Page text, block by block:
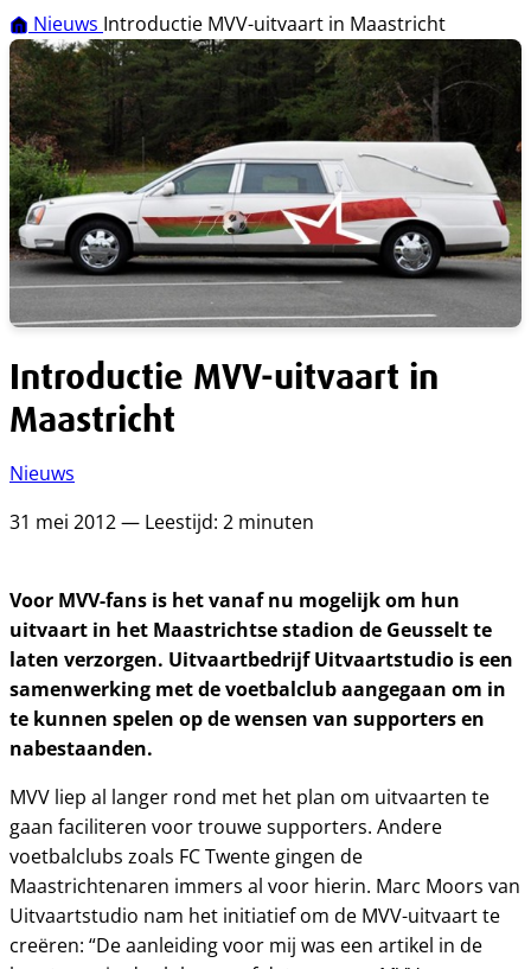
Nieuws Introductie MVV-uitvaart in Maastricht
Introductie MVV-uitvaart in
Maastricht
Nieuws
31 mei 2012 — Leestijd: 2 minuten
Voor MVV-fans is het vanaf nu mogelijk om hun
uitvaart in het Maastrichtse stadion de Geusselt te
laten verzorgen. Uitvaartbedrijf Uitvaartstudio is een
samenwerking met de voetbalclub aangegaan om in
te kunnen spelen op de wensen van supporters en
nabestaanden.
MVV liep al langer rond met het plan om uitvaarten te
gaan faciliteren voor trouwe supporters. Andere
voetbalclubs zoals FC Twente gingen de
Maastrichtenaren immers al voor hierin. Marc Moors van
Uitvaartstudio nam het initiatief om de MVV-uitvaart te
creëren: “De aanleiding voor mij was een artikel in de